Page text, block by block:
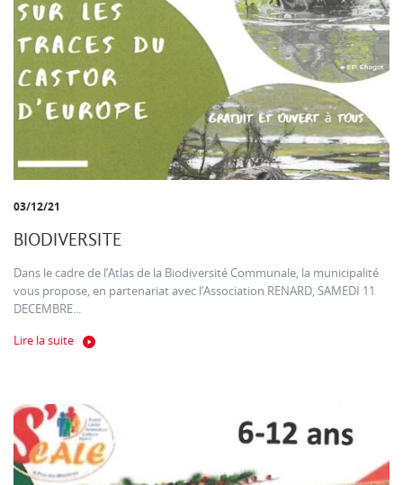
03/12/21
BIODIVERSITE
Dans le cadre de l’Atlas de la Biodiversité Communale, la municipalité
vous propose, en partenariat avec l’Association RENARD, SAMEDI 11
DECEMBRE...
Lire la suite